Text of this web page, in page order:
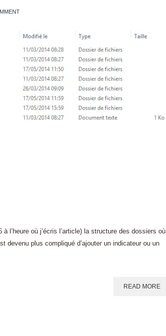
l’heure où j’écris l’article) la structure des dossiers où
plus compliqué d’ajouter un indicateur ou un
READ MORE